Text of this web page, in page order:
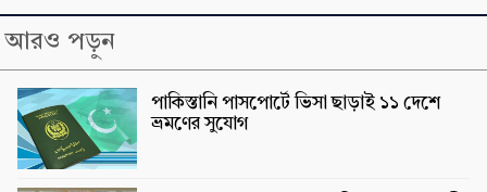
আরও পড়ুন
পাকিস্তানি পাসপোর্টে ভিসা ছাড়াই ১১ দেশে
ভ্রমণের সুযোগ